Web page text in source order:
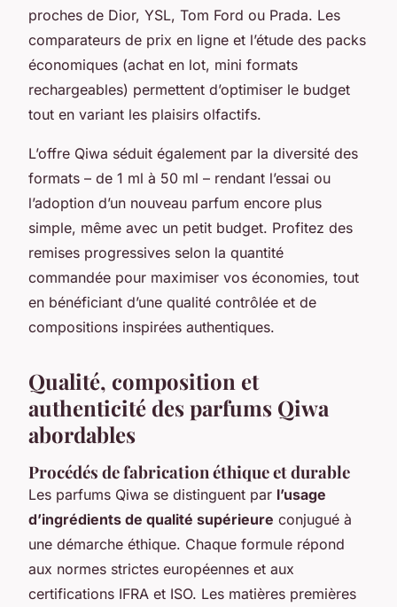
proches de Dior, YSL, Tom Ford ou Prada. Les
comparateurs de prix en ligne et l’étude des packs
économiques (achat en lot, mini formats
rechargeables) permettent d’optimiser le budget
tout en variant les plaisirs olfactifs.
L’offre Qiwa séduit également par la diversité des
formats – de 1 ml à 50 ml – rendant l’essai ou
l’adoption d’un nouveau parfum encore plus
simple, même avec un petit budget. Profitez des
remises progressives selon la quantité
commandée pour maximiser vos économies, tout
en bénéficiant d’une qualité contrôlée et de
compositions inspirées authentiques.
Qualité, composition et
authenticité des parfums Qiwa
abordables
Procédés de fabrication éthique et durable
Les parfums Qiwa se distinguent par l’usage
d’ingrédients de qualité supérieure conjugué à
une démarche éthique. Chaque formule répond
aux normes strictes européennes et aux
certifications IFRA et ISO. Les matières premières